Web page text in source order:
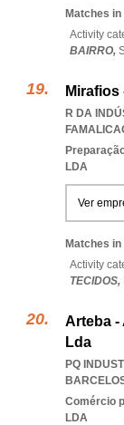
Matches
Activity
BAIRRO,
Mirafios
R DA
LDA
Ver
Matches
Activity
TECIDOS,
Arteba -
Lda
PQ
Comércio
LDA